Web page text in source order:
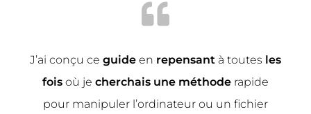
J’ai conçu ce guide en repensant à toutes les
fois où je cherchais une méthode rapide
pour manipuler l’ordinateur ou un fichier